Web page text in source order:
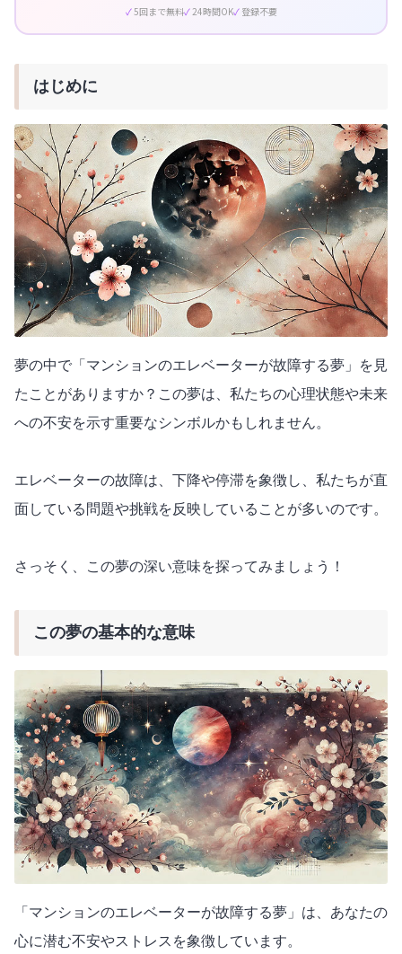
5回まで無料 24時間OK 登録不要
はじめに
夢の中で「マンションのエレベーターが故障する夢」を見
たことがありますか？この夢は、私たちの心理状態や未来
への不安を示す重要なシンボルかもしれません。
エレベーターの故障は、下降や停滞を象徴し、私たちが直
面している問題や挑戦を反映していることが多いのです。
さっそく、この夢の深い意味を探ってみましょう！
この夢の基本的な意味
「マンションのエレベーターが故障する夢」は、あなたの
心に潜む不安やストレスを象徴しています。